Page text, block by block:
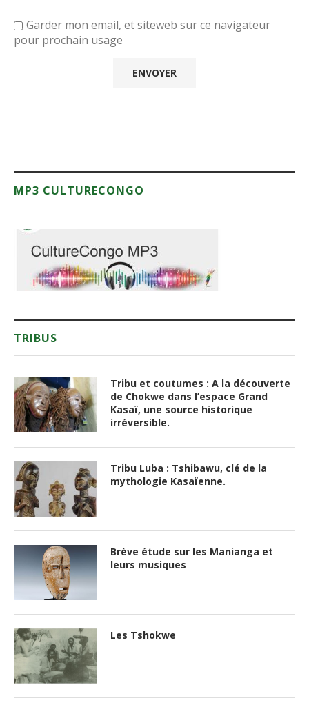
Garder mon email, et siteweb sur ce navigateur
pour prochain usage
MP3 CULTURECONGO
TRIBUS
Tribu et coutumes : A la découverte
de Chokwe dans l’espace Grand
Kasaï, une source historique
irréversible.
Tribu Luba : Tshibawu, clé de la
mythologie Kasaïenne.
Brève étude sur les Manianga et
leurs musiques
Les Tshokwe